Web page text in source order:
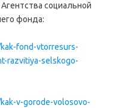
социальной
фонда:
fond-vtorresurs-
razvitiya-selskogo-
v-gorode-volosovo-